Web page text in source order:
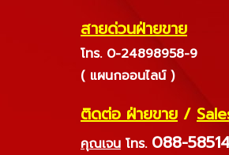
สายด่วนฝ่ายขาย
โทร. 0-24898958-9
( แผนกออนไลน์ )
ติดต่อ ฝ่ายขาย /
คุณเจน โทร. 088-